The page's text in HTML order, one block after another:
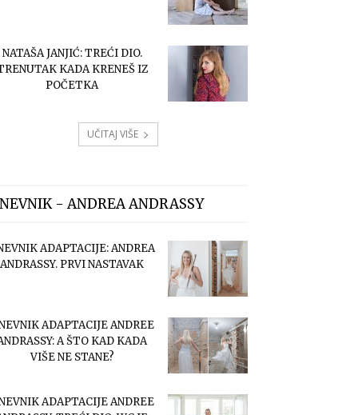
NATAŠA JANJIĆ: TREĆI DIO.
KADA KRENEŠ IZ
POČETKA
UČITAJ VIŠE
- ANDREA ANDRASSY
ADAPTACIJE: ANDREA
ANDRASSY. PRVI NASTAVAK
ADAPTACIJE ANDREE
A ŠTO KAD KADA
VIŠE NE STANE?
ADAPTACIJE ANDREE